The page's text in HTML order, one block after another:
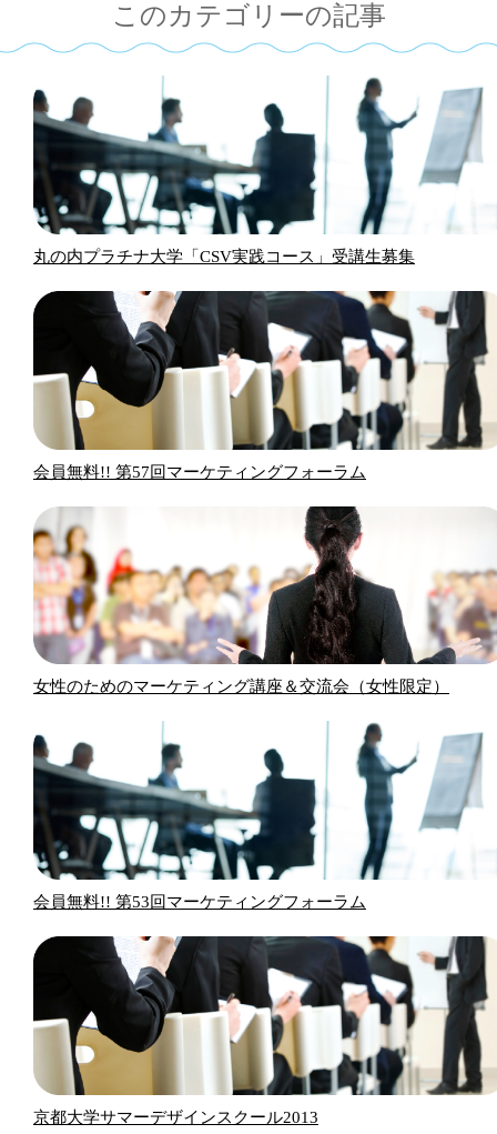
このカテゴリーの記事
丸の内プラチナ大学「CSV実践コース」受講生募集
会員無料!! 第57回マーケティングフォーラム
女性のためのマーケティング講座＆交流会（女性限定）
会員無料!! 第53回マーケティングフォーラム
京都大学サマーデザインスクール2013